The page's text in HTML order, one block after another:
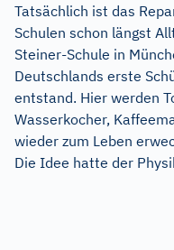
Tatsächlich ist das
Schulen schon längst
Steiner-Schule in
Deutschlands erste
entstand. Hier werden
Wasserkocher,
wieder zum Leben
Die Idee hatte der